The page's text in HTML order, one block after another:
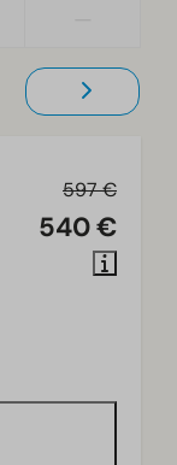
597 €
540 €